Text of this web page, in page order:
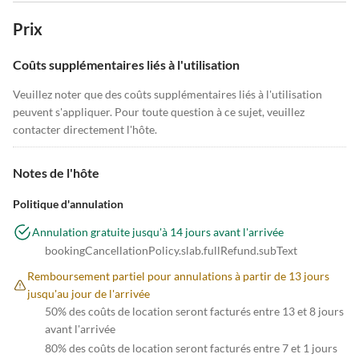
Prix
Coûts supplémentaires liés à l'utilisation
Veuillez noter que des coûts supplémentaires liés à l'utilisation
peuvent s'appliquer. Pour toute question à ce sujet, veuillez
contacter directement l'hôte.
Notes de l'hôte
Politique d'annulation
Annulation gratuite jusqu'à 14 jours avant l'arrivée
bookingCancellationPolicy.slab.fullRefund.subText
Remboursement partiel pour annulations à partir de 13 jours
jusqu'au jour de l'arrivée
50% des coûts de location seront facturés entre 13 et 8 jours
avant l'arrivée
80% des coûts de location seront facturés entre 7 et 1 jours